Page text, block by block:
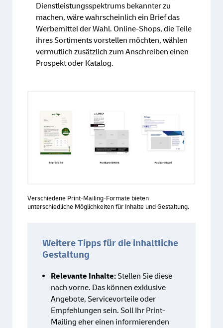
Dienstleistungsspektrums bekannter zu
machen, wäre wahrscheinlich ein Brief das
Werbemittel der Wahl. Online-Shops, die Teile
ihres Sortiments vorstellen möchten, wählen
vermutlich zusätzlich zum Anschreiben einen
Prospekt oder Katalog.
Verschiedene Print-Mailing-Formate bieten
unterschiedliche Möglichkeiten für Inhalte und Gestaltung.
Weitere Tipps für die inhaltliche
Gestaltung
Relevante Inhalte:Stellen Sie diese
nach vorne. Das können exklusive
Angebote, Servicevorteile oder
Empfehlungen sein. Soll Ihr Print-
Mailing eher einen informierenden